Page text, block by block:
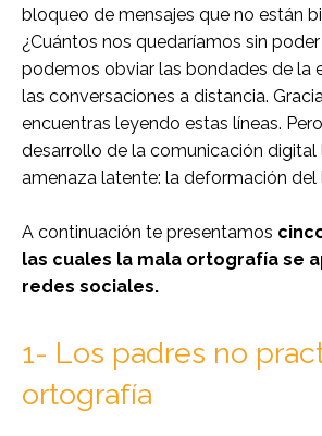
bloqueo de mensajes que no están
¿Cuántos nos quedaríamos sin
podemos obviar las bondades de la
las conversaciones a distancia.
encuentras leyendo estas líneas.
desarrollo de la comunicación
amenaza latente: la deformación del
A continuación te presentamos
las cuales la mala ortografía se
redes sociales.
1- Los padres no
ortografía